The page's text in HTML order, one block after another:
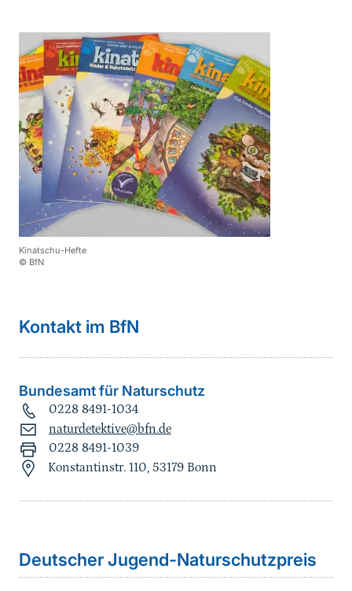
Kinatschu-Hefte
© BfN
Kontakt im BfN
Bundesamt für Naturschutz
0228 8491-1034
naturdetektive@bfn.de
0228 8491-1039
Konstantinstr. 110, 53179 Bonn
Deutscher Jugend-Naturschutzpreis